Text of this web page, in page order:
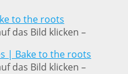
das Bild klicken –
das Bild klicken –